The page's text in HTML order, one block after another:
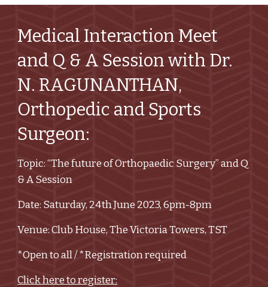
Medical Interaction Meet
and Q & A Session with Dr.
N. RAGUNANTHAN,
Orthopedic and Sports
Surgeon:
Topic: “The future of Orthopaedic Surgery” and Q
& A Session
Date: Saturday, 24th June 2023, 6pm-8pm
Venue: Club House, The Victoria Towers, TST
*Open to all / *Registration required
Click here to register: